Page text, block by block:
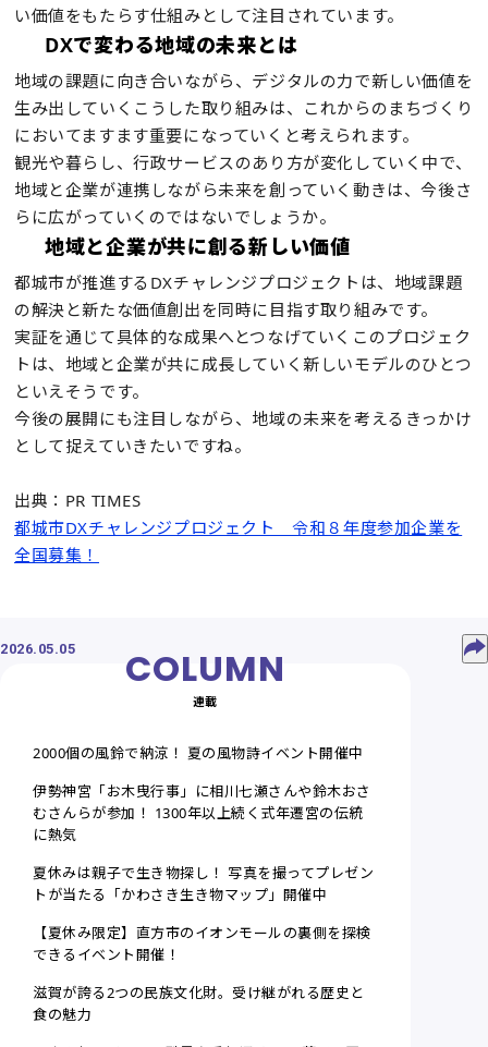
い価値をもたらす仕組みとして注目されています。
DXで変わる地域の未来とは
地域の課題に向き合いながら、デジタルの力で新しい価値を
生み出していくこうした取り組みは、これからのまちづくり
においてますます重要になっていくと考えられます。
観光や暮らし、行政サービスのあり方が変化していく中で、
地域と企業が連携しながら未来を創っていく動きは、今後さ
らに広がっていくのではないでしょうか。
地域と企業が共に創る新しい価値
都城市が推進するDXチャレンジプロジェクトは、地域課題
の解決と新たな価値創出を同時に目指す取り組みです。
実証を通じて具体的な成果へとつなげていくこのプロジェク
トは、地域と企業が共に成長していく新しいモデルのひとつ
といえそうです。
今後の展開にも注目しながら、地域の未来を考えるきっかけ
として捉えていきたいですね。
出典：PR TIMES
都城市DXチャレンジプロジェクト 令和８年度参加企業を
全国募集！
2026.05.05
連載
2000個の風鈴で納涼！ 夏の風物詩イベント開催中
伊勢神宮「お木曳行事」に相川七瀬さんや鈴木おさ
むさんらが参加！ 1300年以上続く式年遷宮の伝統
に熱気
夏休みは親子で生き物探し！ 写真を撮ってプレゼン
トが当たる「かわさき生き物マップ」開催中
【夏休み限定】直方市のイオンモールの裏側を探検
できるイベント開催！
滋賀が誇る2つの民族文化財。受け継がれる歴史と
食の魅力